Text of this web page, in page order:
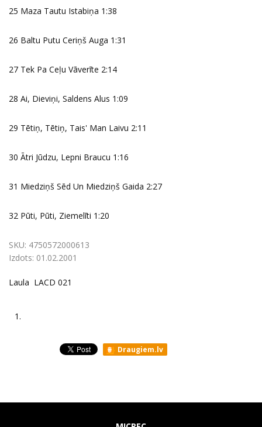
25 Maza Tautu Istabiņa 1:38
26 Baltu Putu Ceriņš Auga 1:31
27 Tek Pa Ceļu Vāverīte 2:14
28 Ai, Dieviņi, Saldens Alus 1:09
29 Tētiņ, Tētiņ, Tais' Man Laivu 2:11
30 Ātri Jūdzu, Lepni Braucu 1:16
31 Miedziņš Sēd Un Miedziņš Gaida 2:27
32 Pūti, Pūti, Ziemelīti 1:20
SKU: 4750572000613
Izdots: 01.02.2001
Laula LACD 021
1.
Draugiem.lv